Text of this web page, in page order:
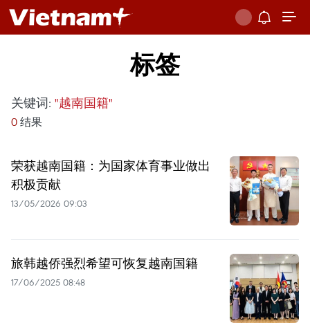
标签
关键词: "越南国籍"
0 结果
荣获越南国籍：为国家体育事业做出
积极贡献
13/05/2026 09:03
旅韩越侨强烈希望可恢复越南国籍
17/06/2025 08:48